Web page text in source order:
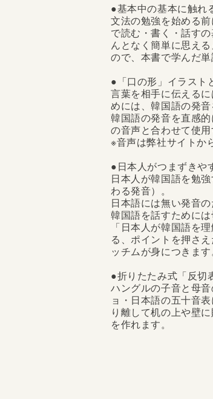
●基本中の基本に触れ
文法の勉強を始める
で読む・書く・話す
んとなく簡単に思え
ので、本書で学んだ
●「口の形」イラスト
言葉を相手に伝える
めには、韓国語の発
韓国語の発音を直感
の音声と合わせて使
※音声は弊社サイトか
●日本人がつまずきや
日本人が韓国語を勉
わる発音）。
日本語には無い発音
韓国語を話すためには
「日本人が韓国語を
る、ポイントを押さ
ッチムが身につきます
●折りたたみ式「反切
ハングルの子音と母
ョ・日本語の五十音
り離して机の上や壁
を作れます。